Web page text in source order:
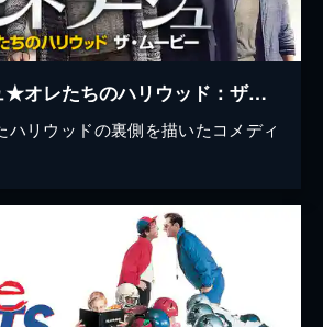
アントラージュ★オレたちのハリウッド：ザ・ムービー
ハリウッドの裏側を描いたコメディ